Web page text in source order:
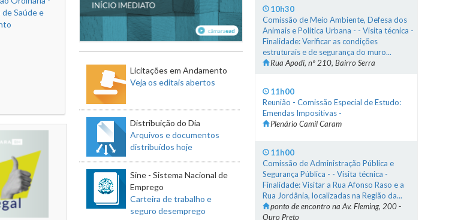
Licitações em Andamento
Veja os editais abertos
Distribuição do Dia
Arquivos e documentos
distribuídos hoje
Sine - Sistema Nacional de
Emprego
Carteira de trabalho e
seguro desemprego
10h30
Comissão de Meio Ambiente, Defesa dos
Animais e Política Urbana - - Visita técnica -
Finalidade: Verificar as condições
estruturais e de segurança do muro...
Rua Apodi, nº 210, Bairro Serra
11h00
Reunião - Comissão Especial de Estudo:
Emendas Impositivas -
Plenário Camil Caram
11h00
Comissão de Administração Pública e
Segurança Pública - - Visita técnica -
Finalidade: Visitar a Rua Afonso Raso e a
Rua Jordânia, localizadas na Região da...
ponto de encontro na Av. Fleming, 200 -
Ouro Preto